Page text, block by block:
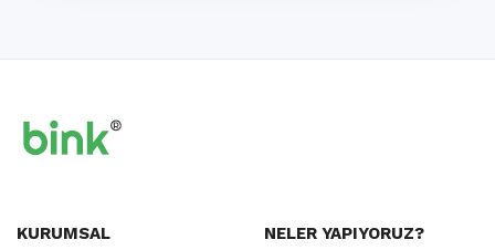
KURUMSAL NELER YAPIYORUZ?